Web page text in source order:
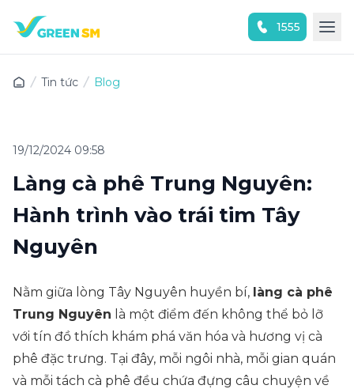
1555
Tin tức Blog
19/12/2024 09:58
Làng cà phê Trung Nguyên:
Hành trình vào trái tim Tây
Nguyên
Nằm giữa lòng Tây Nguyên huyền bí, làng cà phê
Trung Nguyên là một điểm đến không thể bỏ lỡ
với tín đồ thích khám phá văn hóa và hương vị cà
phê đặc trưng. Tại đây, mỗi ngôi nhà, mỗi gian quán
và mỗi tách cà phê đều chứa đựng câu chuyện về